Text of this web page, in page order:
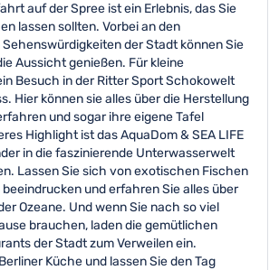
auf der Spree ist ein Erlebnis, das Sie
lassen sollten. Vorbei an den
der Stadt können Sie
Aussicht genießen. Für kleine
Besuch in der Ritter Sport Schokowelt
Hier können sie alles über die Herstellung
und sogar ihre eigene Tafel
Highlight ist das AquaDom & SEA LIFE
in die faszinierende Unterwasserwelt
Lassen Sie sich von exotischen Fischen
und erfahren Sie alles über
Ozeane. Und wenn Sie nach so viel
brauchen, laden die gemütlichen
der Stadt zum Verweilen ein.
Küche und lassen Sie den Tag